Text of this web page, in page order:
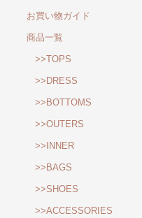
お買い物ガイド
商品一覧
>>TOPS
>>DRESS
>>BOTTOMS
>>OUTERS
>>INNER
>>BAGS
>>SHOES
>>ACCESSORIES